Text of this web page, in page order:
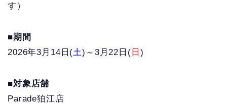
す）
■期間
2026年3月14日(土)～3月22日( 日 )
■対象店舗
Parade狛江店